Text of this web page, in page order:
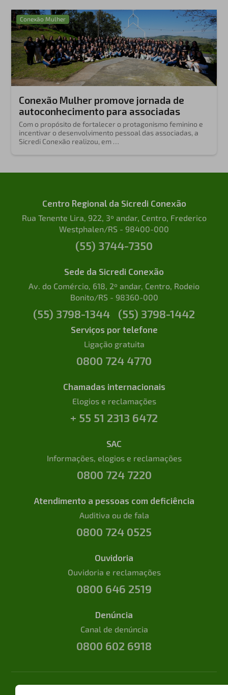
Conexão Mulher
Conexão Mulher promove jornada de
autoconhecimento para associadas
Com o propósito de fortalecer o protagonismo feminino e
incentivar o desenvolvimento pessoal das associadas, a
Sicredi Conexão realizou, em …
Centro Regional da Sicredi Conexão
Rua Tenente Lira, 922, 3º andar, Centro, Frederico
Westphalen/RS - 98400-000
(55) 3744-7350
Sede da Sicredi Conexão
Av. do Comércio, 618, 2º andar, Centro, Rodeio
Bonito/RS - 98360-000
(55) 3798-1344 (55) 3798-1442
Serviços por telefone
Ligação gratuita
0800 724 4770
Chamadas internacionais
Elogios e reclamações
+ 55 51 2313 6472
SAC
Informações, elogios e reclamações
0800 724 7220
Atendimento a pessoas com deficiência
Auditiva ou de fala
0800 724 0525
Ouvidoria
Ouvidoria e reclamações
0800 646 2519
Denúncia
Canal de denúncia
0800 602 6918